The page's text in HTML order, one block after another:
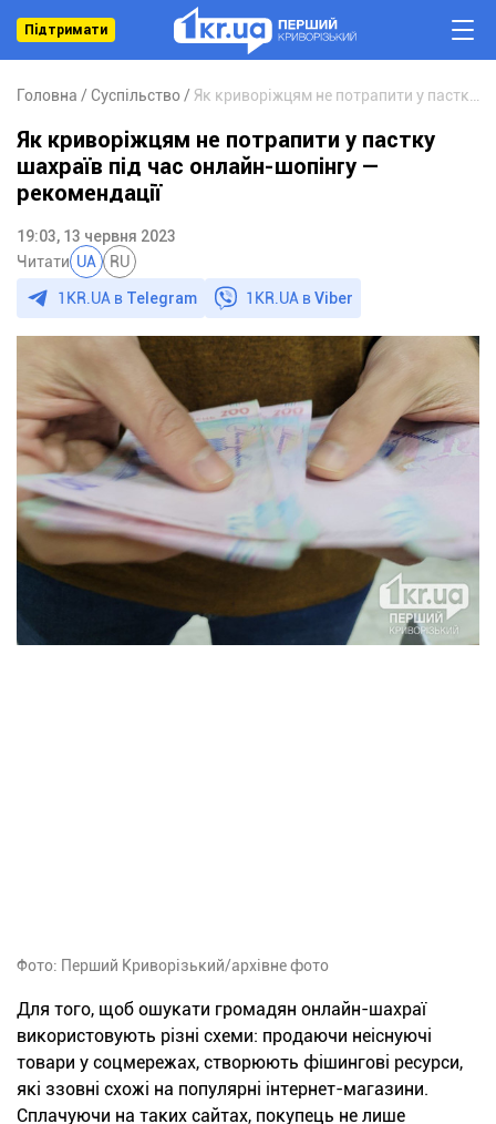
Підтримати
Головна Суспільство
Як криворіжцям не потрапити у пастку
шахраїв під час онлайн-шопінгу —
рекомендації
19:03, 13 червня 2023
Читати UA RU
1KR.UA в Telegram 1KR.UA вViber
Фото: Перший Криворізький/архівне фото
Для того, щоб ошукати громадян онлайн-шахраї
використовують різні схеми: продаючи неіснуючі
товари у соцмережах, створюють фішингові ресурси,
які ззовні схожі на популярні інтернет-магазини.
Сплачуючи на таких сайтах, покупець не лише